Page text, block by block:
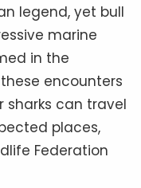
legend, yet bull
marine
in the
these encounters
sharks can travel
places,
Federation